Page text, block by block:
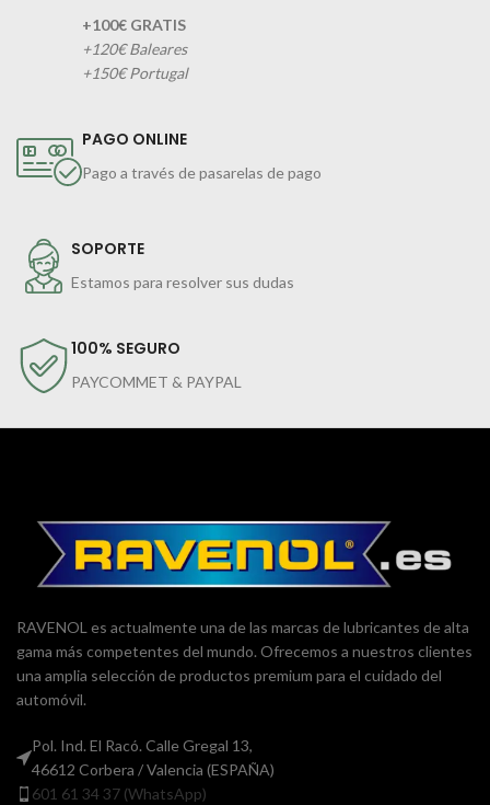
+100€ GRATIS
+120€ Baleares
+150€ Portugal
PAGO ONLINE
Pago a través de pasarelas de pago
SOPORTE
Estamos para resolver sus dudas
100% SEGURO
PAYCOMMET & PAYPAL
RAVENOL es actualmente una de las marcas de lubricantes de alta
gama más competentes del mundo. Ofrecemos a nuestros clientes
una amplia selección de productos premium para el cuidado del
automóvil.
Pol. Ind. El Racó. Calle Gregal 13,
46612 Corbera / Valencia (ESPAÑA)
601 61 34 37 (WhatsApp)